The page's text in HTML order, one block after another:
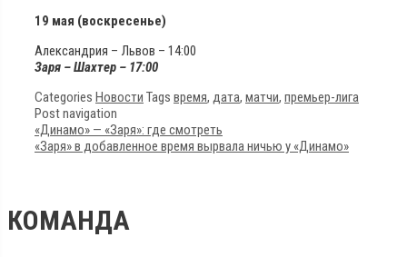
19 мая (воскресенье)
Александрия – Львов – 14:00
Заря – Шахтер – 17:00
Categories Новости Tags время, дата, матчи, премьер-лига
Post navigation
«Динамо» — «Заря»: где смотреть
«Заря» в добавленное время вырвала ничью у «Динамо»
КОМАНДА